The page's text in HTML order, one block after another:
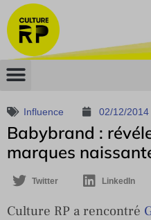
Influence 02/12/2014
Babybrand :
marques
Twitter LinkedIn
Culture RP a rencontré